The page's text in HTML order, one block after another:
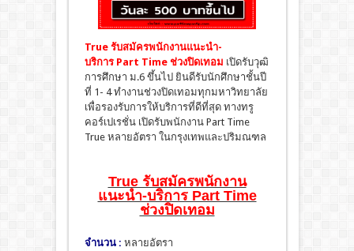
True รับสมัครพนักงานแนะนำ-
บริการ Part Time ช่วงปิดเทอม เปิดรับวุฒิ
การศึกษา ม.6 ขึ้นไป ยินดีรับนักศึกษาชั้นปี
ที่ 1- 4 ทำงานช่วงปิดเทอมทุกมหาวิทยาลัย
เพื่อรองรับการให้บริการที่ดีที่สุด ทางทรู
คอร์เปเรชั่น เปิดรับพนักงาน Part Time
True หลายอัตรา ในกรุงเทพและปริมณฑล
True รับสมัครพนักงาน
แนะนำ-บริการ Part Time
ช่วงปิดเทอม
จำนวน : หลายอัตรา